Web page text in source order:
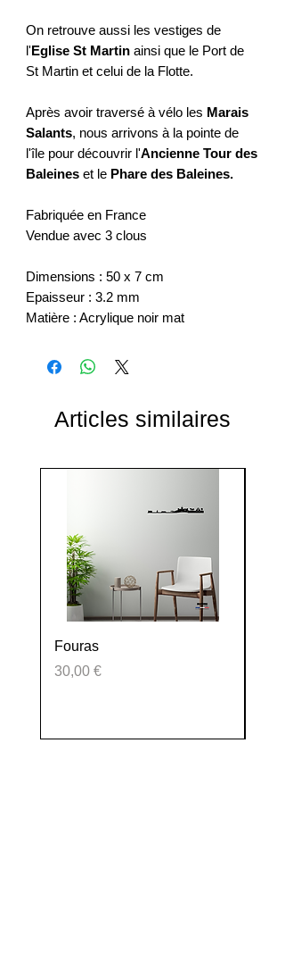
On retrouve aussi les vestiges de
l'Eglise St Martin ainsi que le Port de
St Martin et celui de la Flotte.
Après avoir traversé à vélo les Marais
Salants, nous arrivons à la pointe de
l'île pour découvrir l'Ancienne Tour des
Baleines et le Phare des Baleines.
Fabriquée en France
Vendue avec 3 clous
Dimensions : 50 x 7 cm
Epaisseur : 3.2 mm
Matière : Acrylique noir mat
Articles similaires
Fouras
Prix
30,00 €